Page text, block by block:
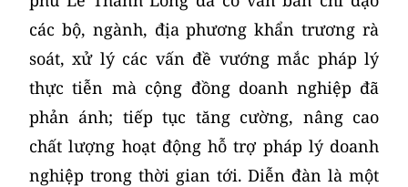
các bộ, ngành, địa phương khẩn trương rà
soát, xử lý các vấn đề vướng mắc pháp lý
thực tiễn mà cộng đồng doanh nghiệp đã
phản ánh; tiếp tục tăng cường, nâng cao
chất lượng hoạt động hỗ trợ pháp lý doanh
nghiệp trong thời gian tới. Diễn đàn là một